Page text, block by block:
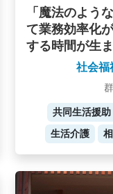
「魔法のよう
て業務効率化
する時間が生
社会福
共同生活援助
生活介護